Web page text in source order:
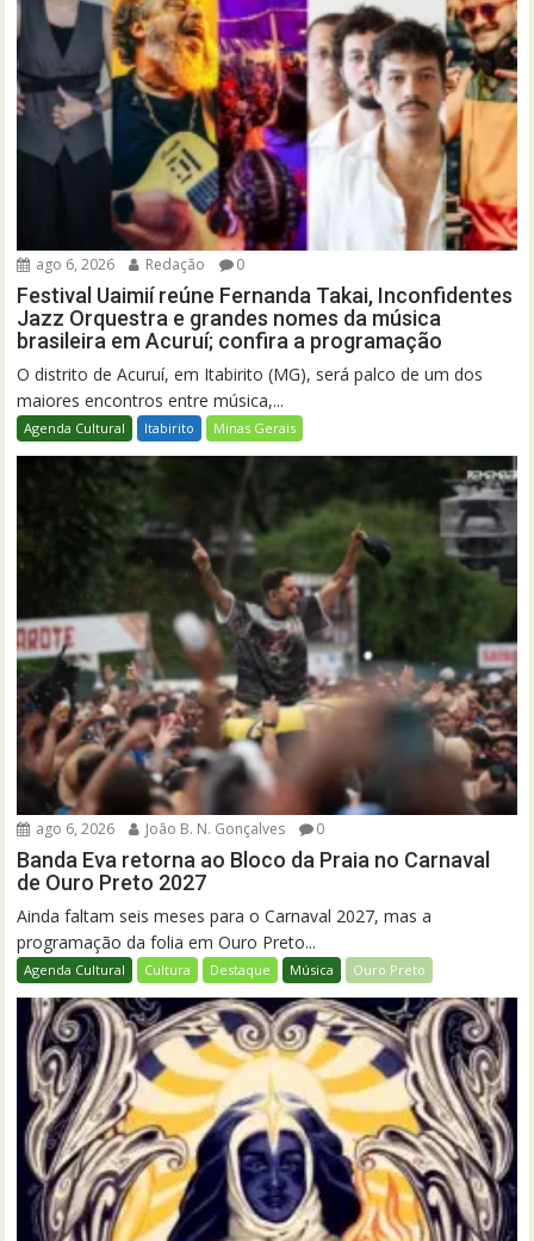
ago 6, 2026 Redação 0
Festival Uaimií reúne Fernanda Takai, Inconfidentes
Jazz Orquestra e grandes nomes da música
brasileira em Acuruí; confira a programação
O distrito de Acuruí, em Itabirito (MG), será palco de um dos
maiores encontros entre música,...
Agenda Cultural Itabirito Minas Gerais
ago 6, 2026 João B. N. Gonçalves 0
Banda Eva retorna ao Bloco da Praia no Carnaval
de Ouro Preto 2027
Ainda faltam seis meses para o Carnaval 2027, mas a
programação da folia em Ouro Preto...
Agenda Cultural Cultura Destaque Música Ouro Preto